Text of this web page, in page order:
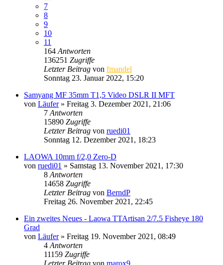
7
8
9
10
11
164 Antworten
136251 Zugriffe
Letzter Beitrag von fmandel
Sonntag 23. Januar 2022, 15:20
Samyang MF 35mm T1,5 Video DSLR II MFT
von Läufer» Freitag 3. Dezember 2021, 21:06
7 Antworten
15890 Zugriffe
Letzter Beitrag von ruedi01
Sonntag 12. Dezember 2021, 18:23
LAOWA 10mm f/2,0 Zero-D
von ruedi01 » Samstag 13. November 2021, 17:30
8 Antworten
14658 Zugriffe
Letzter Beitrag von BerndP
Freitag 26. November 2021, 22:45
Ein zweites Neues - Laowa TTArtisan 2/7.5 Fisheye 180
Grad
von Läufer» Freitag 19. November 2021, 08:49
4 Antworten
11159 Zugriffe
Letzter Beitrag von marox9